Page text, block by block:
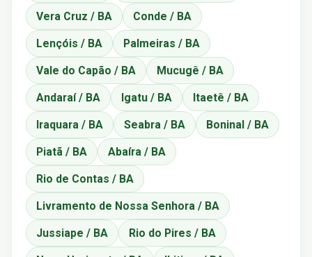
Vera Cruz / BA Conde / BA
Lençóis / BA Palmeiras / BA
Vale do Capão / BA Mucugê / BA
Andaraí / BA Igatu / BA Itaetê / BA
Iraquara / BA Seabra / BA Boninal / BA
Piatã / BA Abaíra / BA
Rio de Contas / BA
Livramento de Nossa Senhora / BA
Jussiape / BA Rio do Pires / BA